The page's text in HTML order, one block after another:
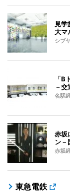
見
大マ
シブ
「B
－交
名駅
赤坂
ン－
赤坂
東急電鉄